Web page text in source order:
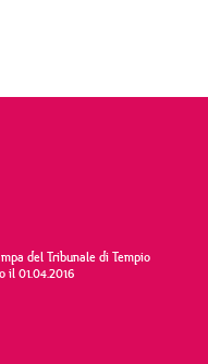
del Tribunale di Tempio
il 01.04.2016